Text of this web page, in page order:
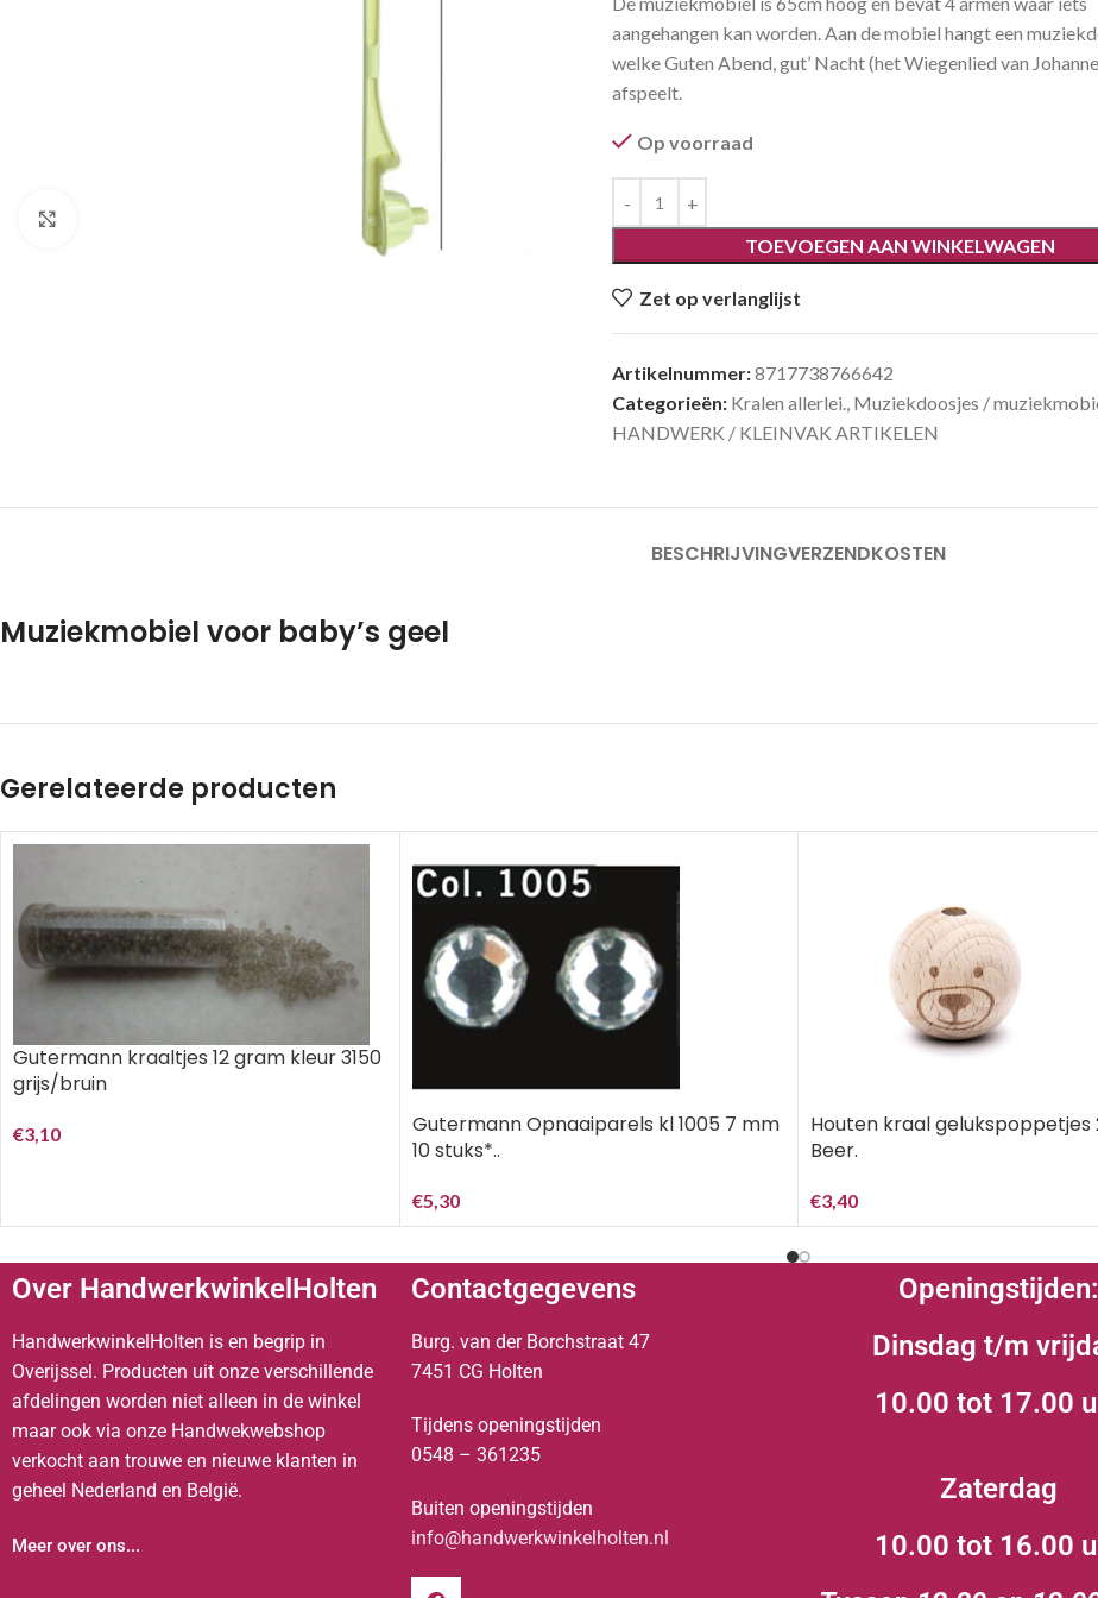
aangehangen kan worden. Aan de mobiel hangt een
welke Guten Abend, gut’ Nacht (het Wiegenlied van
afspeelt.
Op voorraad
TOEVOEGEN AAN WINKELWAGEN
Zet op verlanglijst
Artikelnummer:8717738766642
Categorieën: Kralen allerlei., Muziekdoosjes /
HANDWERK / KLEINVAK ARTIKELEN
BESCHRIJVINGVERZENDKOSTEN
Muziekmobiel voor baby’s geel
Gerelateerde producten
Gutermann kraaltjes 12 gram kleur 3150
grijs/bruin
€3,10
Gutermann Opnaaiparels kl 1005 7 mm
10 stuks*..
€5,30
Houten kraal gelukspoppetjes
Beer.
€3,40
Over HandwerkwinkelHolten
HandwerkwinkelHolten is en begrip in
Overijssel. Producten uit onze verschillende
afdelingen worden niet alleen in de winkel
maar ook via onze Handwekwebshop
verkocht aan trouwe en nieuwe klanten in
geheel Nederland en België.
Meer over ons...
Contactgegevens
Burg. van der Borchstraat 47
7451 CG Holten
Tijdens openingstijden
0548 – 361235
Buiten openingstijden
info@handwerkwinkelholten.nl
Openingstijden:
Dinsdag t/m
10.00 tot 17.00
Zaterdag
10.00 tot 16.00